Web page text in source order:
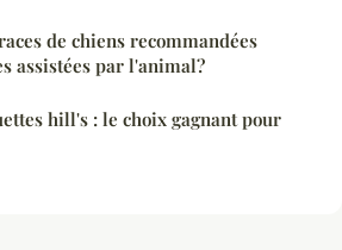
de chiens recommandées
assistées par l'animal?
hill's : le choix gagnant pour